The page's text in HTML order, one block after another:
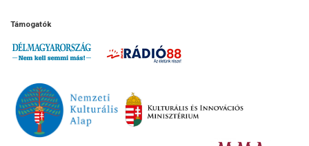
Támogatók